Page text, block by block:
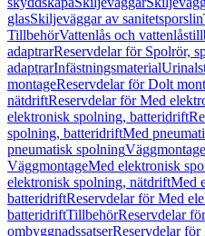
glasSkiljeväggar av sanitetsporslin
TillbehörVattenlås och
adaptrarReservdelar för Spolrör,
adaptrarInfästningsmaterial
montageReservdelar för Dolt
nätdriftReservdelar för Med
elektronisk spolning, batteridrift
spolning, batteridriftMed
pneumatisk spolningVäggmontage
VäggmontageMed elektronisk
elektronisk spolning, nätdriftMed
batteridriftReservdelar för Med
batteridriftTillbehörReservdelar
ombyggnadssatserReservdelar för